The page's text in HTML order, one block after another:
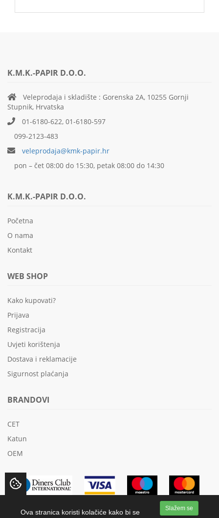
K.M.K.-PAPIR D.O.O.
Veleprodaja i skladište : Gorenska 2A, 10255 Gornji
Stupnik, Hrvatska
01-6180-622, 01-6180-597
099-2123-483
veleprodaja@kmk-papir.hr
pon – čet 08:00 do 15:30, petak 08:00 do 14:30
K.M.K.-PAPIR D.O.O.
Početna
O nama
Kontakt
WEB SHOP
Kako kupovati?
Prijava
Registracija
Uvjeti korištenja
Dostava i reklamacije
Sigurnost plaćanja
BRANDOVI
CET
Katun
OEM
Ova stranica koristi kolačiće kako bi se Slažem se